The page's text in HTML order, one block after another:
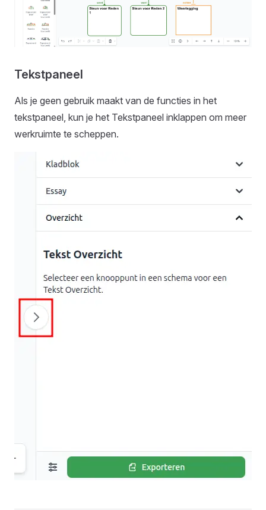
Tekstpaneel
Als je geen gebruik maakt van de functies in het
tekstpaneel, kun je het Tekstpaneel inklappen om meer
werkruimte te scheppen.